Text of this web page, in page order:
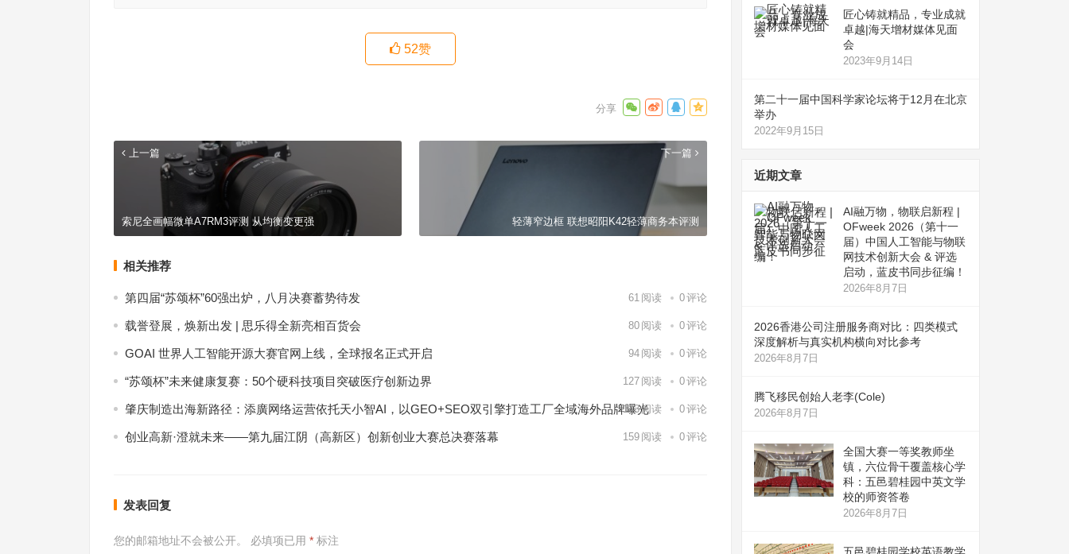
52赞
上一篇
索尼全画幅微单A7RM3评测 从均衡变更强
下一篇
轻薄窄边框 联想昭阳K42轻薄商务本评测
相关推荐
第四届“苏颂杯”60强出炉，八月决赛蓄势待发 61 阅读 0评论
载誉登展，焕新出发 | 思乐得全新亮相百货会 80 阅读 0评论
GOAI 世界人工智能开源大赛官网上线，全球报名正式开启 94 阅读 0评论
“苏颂杯”未来健康复赛：50个硬科技项目突破医疗创新边界 127 阅读 0评论
肇庆制造出海新路径：添廣网络运营依托天小智AI，以GEO+SEO双引擎打造工厂全域海外品牌曝光
143阅读 0评论
创业高新·澄就未来——第九届江阴（高新区）创新创业大赛总决赛落幕 159 阅读 0评论
发表回复
您的邮箱地址不会被公开。 必填项已用 * 标注
匠心铸就精品，专业成就
卓越|海天增材媒体见面
会
2023年9月14日
第二十一届中国科学家论坛将于12月在北京
举办
2022年9月15日
近期文章
AI融万物，物联启新程 |
OFweek 2026（第十一
届）中国人工智能与物联
网技术创新大会 & 评选
启动，蓝皮书同步征编！
2026年8月7日
2026香港公司注册服务商对比：四类模式
深度解析与真实机构横向对比参考
2026年8月7日
腾飞移民创始人老李(Cole)
2026年8月7日
全国大赛一等奖教师坐
镇，六位骨干覆盖核心学
科：五邑碧桂园中英文学
校的师资答卷
2026年8月7日